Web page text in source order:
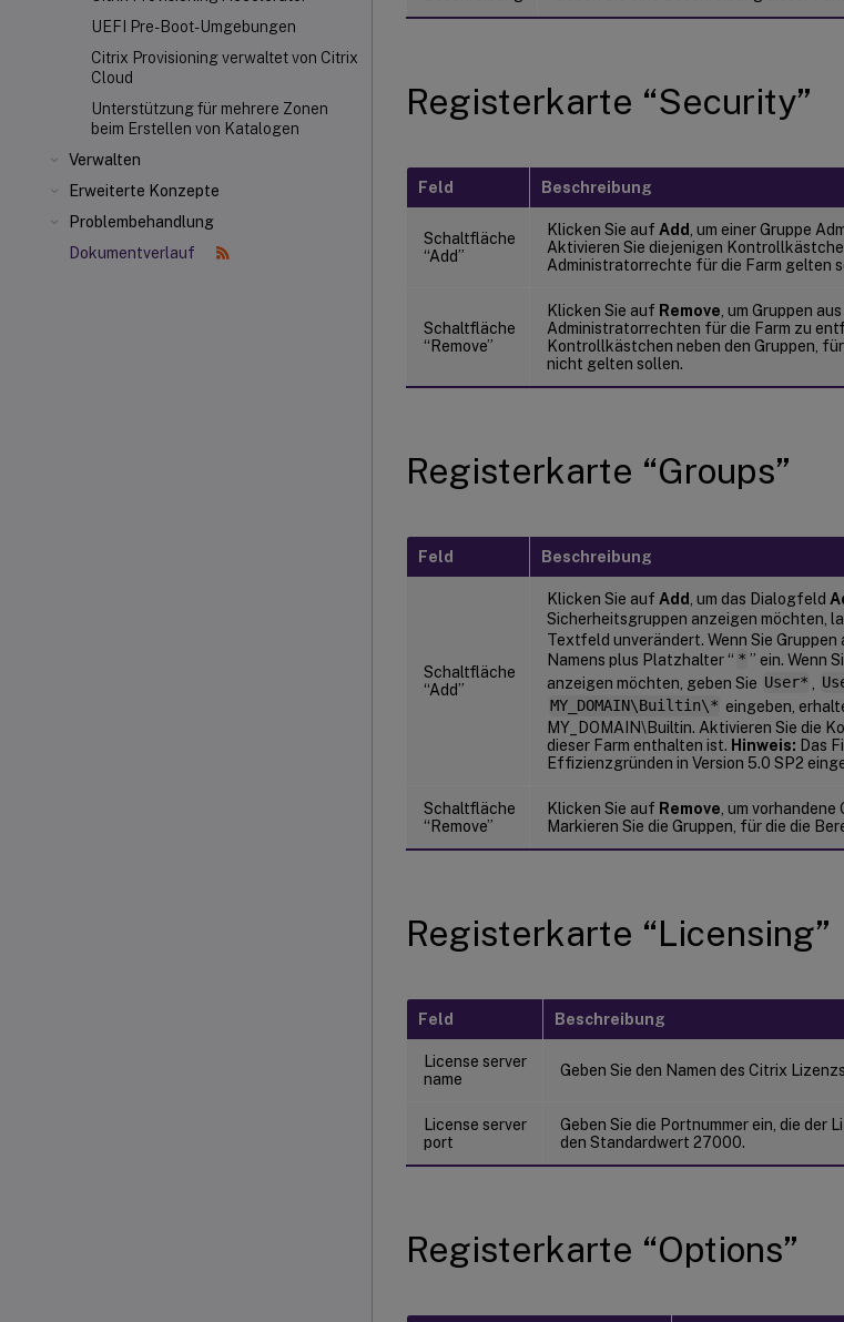
UEFI Pre-Boot-Umgebungen
Citrix Provisioning verwaltet von Citrix
Cloud
Unterstützung für mehrere Zonen
beim Erstellen von Katalogen
Verwalten
Erweiterte Konzepte
Problembehandlung
Dokumentverlauf
Registerkarte “Security”
Feld Beschreibung
Schaltfläche
“Add”
Klicken Sie auf Add , um einer Gruppe
Aktivieren Sie diejenigen
Administratorrechte für die Farm gelten
Schaltfläche
“Remove”
Klicken Sie auf Remove , um Gruppen
Administratorrechten für die Farm zu
Kontrollkästchen neben den Gruppen,
nicht gelten sollen.
Registerkarte “Groups”
Feld Beschreibung
Schaltfläche
“Add”
Klicken Sie auf Add , um das Dialogfeld
Sicherheitsgruppen anzeigen möchten,
Textfeld unverändert. Wenn Sie
Namens plus Platzhalter “ * ” ein. Wenn
anzeigen möchten, geben Sie User*
MY_DOMAIN\Builtin\* eingeben,
MY_DOMAIN\Builtin. Aktivieren Sie die
dieser Farm enthalten ist. Hinweis: Das
Effizienzgründen in Version 5.0 SP2
Schaltfläche
“Remove”
Klicken Sie auf Remove , um
Markieren Sie die Gruppen, für die die
Registerkarte “Licensing”
Feld Beschreibung
License server
name
Geben Sie den Namen des Citrix
License server
port
Geben Sie die Portnummer ein, die der
den Standardwert 27000.
Registerkarte “Options”